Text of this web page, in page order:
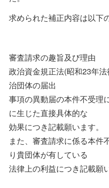
求められた補正内容は以下
審査請求の趣旨及び理由
政治資金規正法(昭和23年
治団体の届出
事項の異動届の本件不受理
に生じた直接具体的な
効果につき記載願います。
また、審査請求に係る本件
り貴団体が有している
法律上の利益につき記載願